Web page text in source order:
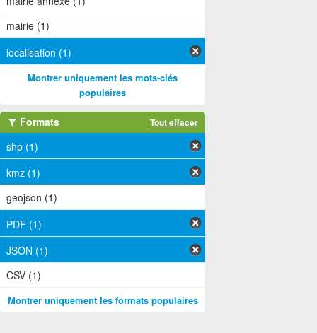
mairie (1)
localisation (1)
Montrer uniquement les mots-clés
populaires
Formats Tout effacer
shp (1)
kmz (1)
geojson (1)
PDF (1)
JSON (1)
CSV (1)
Montrer uniquement les formats populaires